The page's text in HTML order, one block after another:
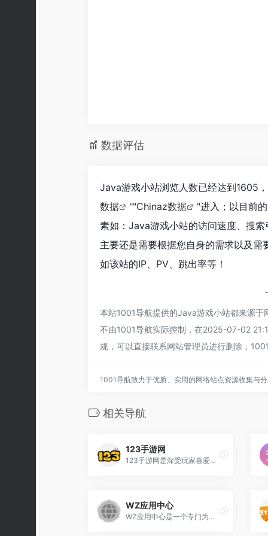
数据评估
Java游戏小站浏览人数已经达到1605
数据
""Chinaz数据
"进入；以目前
素如：Java游戏小站的访问速度、搜
主要还是需要根据您自身的需求以及
如该站的IP、PV、跳出率等！
本站1001导航提供的Java游戏小站都来源
不由1001导航实际控制，在2025-07-02
规，可以直接联系网站管理员进行删除，
1001导航致力于优质、实用的网络站点资源收集与
相关导航
123手游网
123手游网是深受玩家喜爱的手游下载门户网站，不仅时时更新各大热游咨询、攻略玩法等，且Get到最新手机游戏、汇聚各种手机软件下载，更有更多超好玩的安卓手机游戏下载，玩手机游戏就上123手游网。
WZ应用中心
WZ应用中心是一个专门为用户提供手机游戏和软件下载的平台，对各种类型的手机游戏、软件进行归纳整理，并且每天都会更新最新的下载资源，让用户可以快速轻松地下载自己喜欢的手游和app。